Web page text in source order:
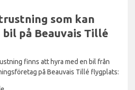
som kan
bil på Beauvais Tillé
finns att hyra med en bil från
på Beauvais Tillé flygplats: